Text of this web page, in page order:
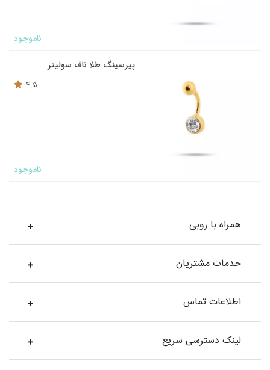
ناموجود
پیرسینگ طلا ناف سولیتر
4.5
ناموجود
همراه با روبی
خدمات مشتریان
اطلاعات تماس
لینک دسترسی سریع